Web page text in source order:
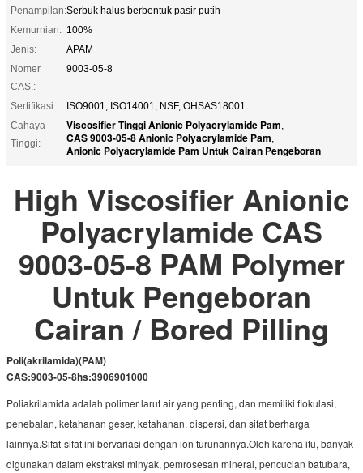
Penampilan:Serbuk halus berbentuk pasir putih
Kemurnian: 100%
Jenis:
APAM
Nomer
CAS.:
9003-05-8
Sertifikasi:
ISO9001, ISO14001, NSF, OHSAS18001
Cahaya
Tinggi:
Viscosifier Tinggi Anionic Polyacrylamide Pam,
CAS 9003-05-8 Anionic Polyacrylamide Pam,
Anionic Polyacrylamide Pam Untuk Cairan Pengeboran
High Viscosifier Anionic
Polyacrylamide CAS
9003-05-8 PAM Polymer
Untuk Pengeboran
Cairan / Bored Pilling
Poli(akrilamida)(PAM)
CAS:9003-05-8hs:3906901000
Poliakrilamida adalah polimer larut air yang penting, dan memiliki flokulasi,
penebalan, ketahanan geser, ketahanan, dispersi, dan sifat berharga
lainnya.Sifat-sifat ini bervariasi dengan ion turunannya.Oleh karena itu, banyak
digunakan dalam ekstraksi minyak, pemrosesan mineral, pencucian batubara,